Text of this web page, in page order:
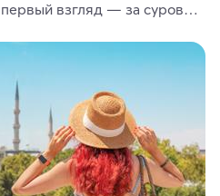
взгляд — за суровой
дарят одни из самых